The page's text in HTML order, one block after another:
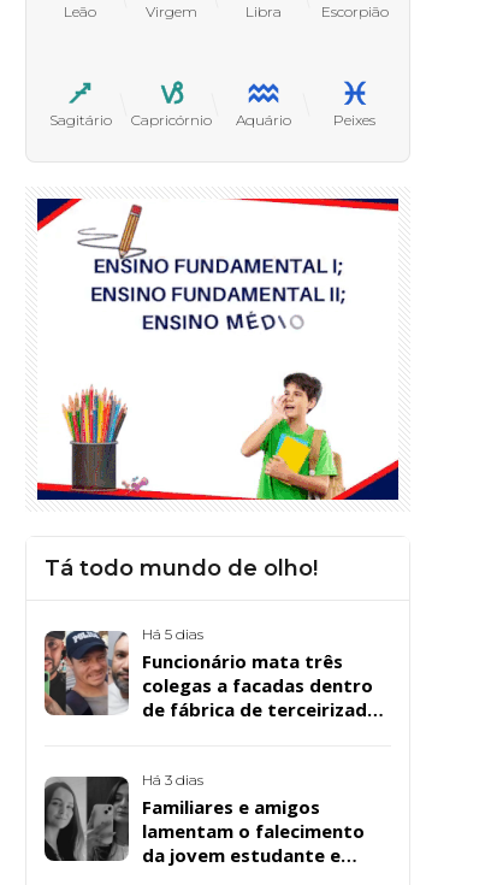
Leão Virgem Libra Escorpião
Sagitário Capricórnio Aquário Peixes
Tá todo mundo de olho!
Há 5 dias
Funcionário mata três
colegas a facadas dentro
de fábrica de terceirizada
Há 3 dias
Familiares e amigos
lamentam o falecimento
da jovem estudante e